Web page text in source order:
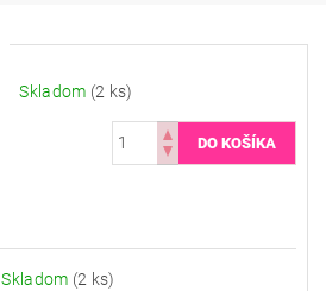
Skladom (2 ks)
Skladom (2 ks)